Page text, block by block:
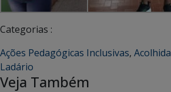
Categorias :
Ações Pedagógicas Inclusivas, Acolhida
Ladário
Veja Também